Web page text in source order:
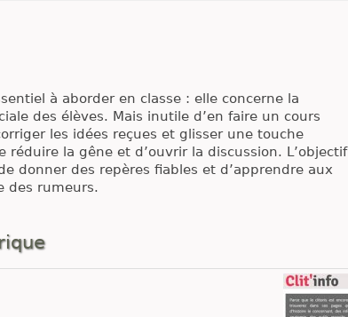
à aborder en classe : elle concerne la
des élèves. Mais inutile d’en faire un cours
les idées reçues et glisser une touche
réduire la gêne et d’ouvrir la discussion. L’objectif
donner des repères fiables et d’apprendre aux
des rumeurs.